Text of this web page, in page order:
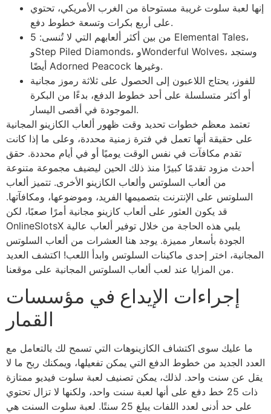
إنها لعبة سلوت غريبة مستوحاة من الغرب الأمريكي، تحتوي
على أربع بكرات وتسعة خطوط دفع.
من بين أكثر ألعابهم التي لا تُنسى: 5 Elemental Tales،
وStep Piled Diamonds، وWonderful Wolves، وستجد
أيضًا Adorned Peacock وغيرها.
للفوز، يحتاج اللاعبون إلى الحصول على ثلاثة رموز مجانية
أو أكثر متسلسلة على أحد خطوط الدفع، بدءًا من البكرة
الموجودة في أقصى اليسار.
تعتمد معظم خطوات تحديد وقت ظهور ألعاب الكازينو المجانية
على حقيقة أنها تعمل في فترة زمنية محددة، وعلى ما إذا كانت
تقدم مكافآت في نفس الوقت يوميًا أو في أيام محددة. حقق
أحدث مزود تقدمًا كبيرًا منذ ذلك الحين ليضيف مجموعة متنوعة
من ألعاب السلوتس وألعاب الكازينو الأخرى. تتميز ألعاب
السلوتس على الإنترنت بتصميمها الفريد، وموضوعها، ومكافآتها.
قد يكون العثور على ألعاب كازينو مجانية أمرًا صعبًا، لكن
OnlineSlotsX يلبي هذه الحاجة من خلال توفير ألعاب عالية
الجودة بأسعار مميزة. يوجد هنا العشرات من ألعاب السلوتس
المجانية، اختر إحدى ماكينات السلوتس وابدأ اللعب! اكتشف العديد
من المزايا عند لعب ألعاب السلوتس المجانية على موقعنا.
إجراءات الإيداع في مؤسسات
القمار
ما عليك سوى اكتشاف الكازينوهات التي تسمح لك بالتعامل مع
العدد الجديد من خطوط الدفع التي يمكن تفعيلها، ويمكنك ربح ما لا
يقل عن سنت واحد. لذلك، يمكن تصنيف لعبة سلوت فيديو ممتازة
ذات 25 خط دفع على أنها لعبة سنت واحد، ولكنها لا تزال تحتوي
على حد أدنى لعدد اللفات يبلغ 25 سنتًا. لعبة سلوت السنت هي